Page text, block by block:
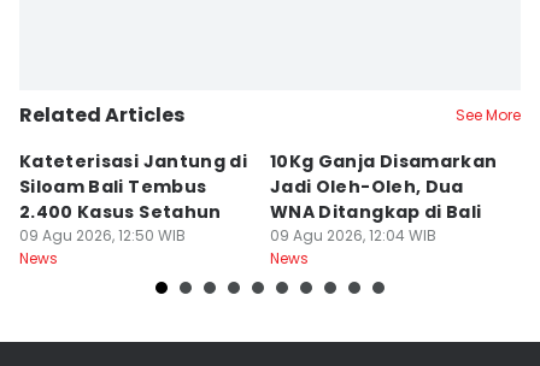
Related Articles See More
Kateterisasi Jantung di
Siloam Bali Tembus
2.400 Kasus Setahun
09 Agu 2026, 12:50 WIB
News
10Kg Ganja Disamarkan
Jadi Oleh-Oleh, Dua
WNA Ditangkap di Bali
09 Agu 2026, 12:04 WIB
News